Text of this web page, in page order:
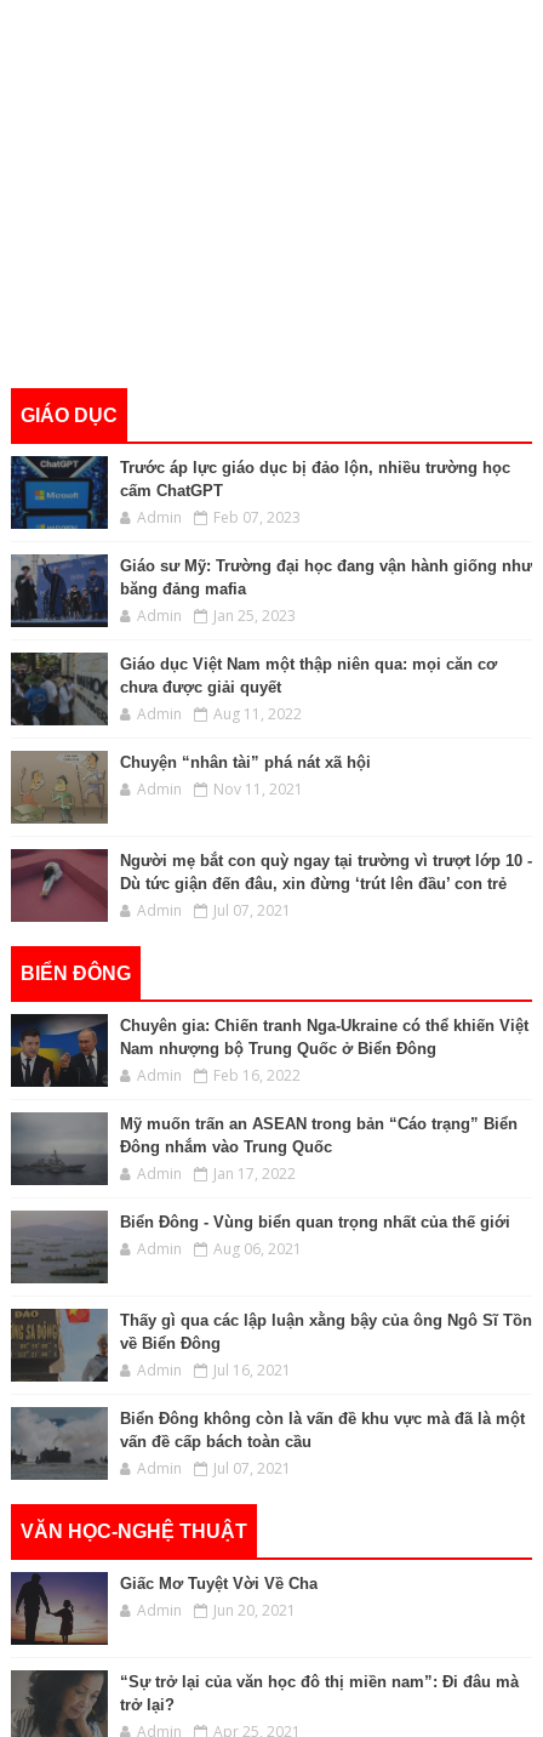
GIÁO DỤC
Trước áp lực giáo dục bị đảo lộn, nhiều trường học
cấm ChatGPT
Admin Feb 07, 2023
Giáo sư Mỹ: Trường đại học đang vận hành giống như
băng đảng mafia
Admin Jan 25, 2023
Giáo dục Việt Nam một thập niên qua: mọi căn cơ
chưa được giải quyết
Admin Aug 11, 2022
Chuyện “nhân tài” phá nát xã hội
Admin Nov 11, 2021
Người mẹ bắt con quỳ ngay tại trường vì trượt lớp 10 -
Dù tức giận đến đâu, xin đừng ‘trút lên đầu’ con trẻ
Admin Jul 07, 2021
BIỂN ĐÔNG
Chuyên gia: Chiến tranh Nga-Ukraine có thể khiến Việt
Nam nhượng bộ Trung Quốc ở Biển Đông
Admin Feb 16, 2022
Mỹ muốn trấn an ASEAN trong bản “Cáo trạng” Biển
Đông nhắm vào Trung Quốc
Admin Jan 17, 2022
Biển Đông - Vùng biển quan trọng nhất của thế giới
Admin Aug 06, 2021
Thấy gì qua các lập luận xằng bậy của ông Ngô Sĩ Tồn
về Biển Đông
Admin Jul 16, 2021
Biển Đông không còn là vấn đề khu vực mà đã là một
vấn đề cấp bách toàn cầu
Admin Jul 07, 2021
VĂN HỌC-NGHỆ THUẬT
Giấc Mơ Tuyệt Vời Về Cha
Admin Jun 20, 2021
“Sự trở lại của văn học đô thị miền nam”: Đi đâu mà
trở lại?
Admin Apr 25, 2021